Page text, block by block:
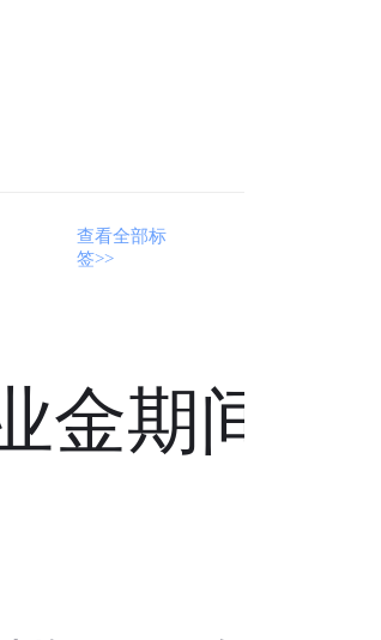
查看全部标
签>>
金期间也可